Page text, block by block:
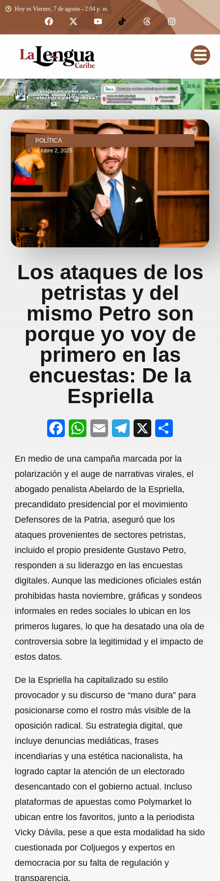
Hoy es Viernes, 7 de agosto - 2:04 p. m.
POLÍTICA
octubre 2, 2025
Los ataques de los
petristas y del
mismo Petro son
porque yo voy de
primero en las
encuestas: De la
Espriella
c
e
o
o
k
W
a
A
p
p
a l
r
a
m
a
En medio de una campaña marcada por la
polarización y el auge de narrativas virales, el
abogado penalista Abelardo de la Espriella,
precandidato presidencial por el movimiento
Defensores de la Patria, aseguró que los
ataques provenientes de sectores petristas,
incluido el propio presidente Gustavo Petro,
responden a su liderazgo en las encuestas
digitales. Aunque las mediciones oficiales están
prohibidas hasta noviembre, gráficas y sondeos
informales en redes sociales lo ubican en los
primeros lugares, lo que ha desatado una ola de
controversia sobre la legitimidad y el impacto de
estos datos.
De la Espriella ha capitalizado su estilo
provocador y su discurso de “mano dura” para
posicionarse como el rostro más visible de la
oposición radical. Su estrategia digital, que
incluye denuncias mediáticas, frases
incendiarias y una estética nacionalista, ha
logrado captar la atención de un electorado
desencantado con el gobierno actual. Incluso
plataformas de apuestas como Polymarket lo
ubican entre los favoritos, junto a la periodista
Vicky Dávila, pese a que esta modalidad ha sido
cuestionada por Coljuegos y expertos en
democracia por su falta de regulación y
transparencia.